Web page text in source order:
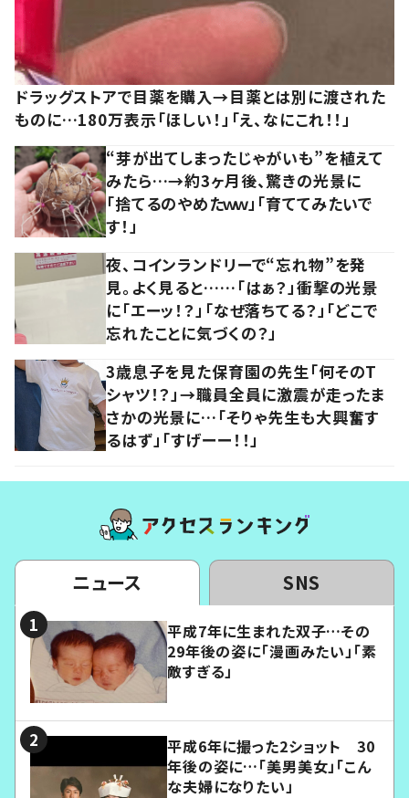
ドラッグストアで目薬を購入→目薬とは別に渡された
ものに…180万表示「ほしい！」「え、なにこれ！！」
“芽が出てしまったじゃがいも”を植えて
みたら…→約3ヶ月後、驚きの光景に
「捨てるのやめたｗｗ」「育ててみたいで
す！」
夜、コインランドリーで“忘れ物”を発
見。よく見ると……「はぁ？」衝撃の光景
に「エーッ！？」「なぜ落ちてる？」「どこで
忘れたことに気づくの？」
3歳息子を見た保育園の先生「何そのT
シャツ！？」→職員全員に激震が走ったま
さかの光景に…「そりゃ先生も大興奮す
るはず」「すげーー！！」
ニュース SNS
平成7年に生まれた双子…その
29年後の姿に「漫画みたい」「素
敵すぎる」
平成6年に撮った2ショット 30
年後の姿に…「美男美女」「こん
な夫婦になりたい」